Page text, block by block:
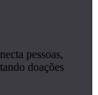
pessoas,
doações